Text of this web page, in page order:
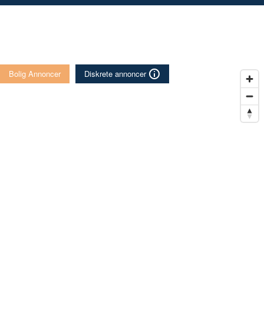
Bolig Annoncer Diskrete annoncer